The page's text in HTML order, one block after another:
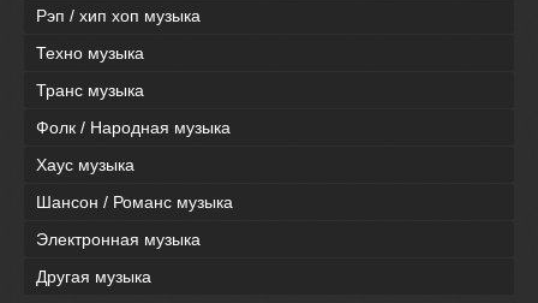
Рэп / хип хоп музыка
Техно музыка
Транс музыка
Фолк / Народная музыка
Хаус музыка
Шансон / Романс музыка
Электронная музыка
Другая музыка